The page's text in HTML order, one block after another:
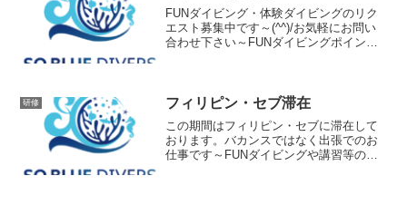
FUNダイビング・体験ダイビングのリク
エスト募集中です～(^^)/お気軽にお問い
合わせ下さい～FUNダイビングポイン
研修 フィリピン・セブ滞在
この期間はフィリピン・セブに滞在して
おります。バカンスではなく出張でのお
仕事です～FUNダイビングや講習等のご